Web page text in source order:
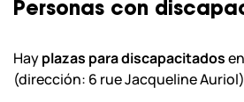
Personas con
Hayplazas para discapacitados
(dirección: 6 rue Jacqueline